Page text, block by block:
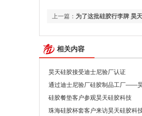
上一篇： 为了这批硅胶行李牌 昊
相关内容
昊天硅胶接受迪士尼验厂认证
通过迪士尼验厂硅胶制品工厂——
硅胶餐垫客户参观昊天硅胶科技
珠海硅胶杯套客户来访昊天硅胶科